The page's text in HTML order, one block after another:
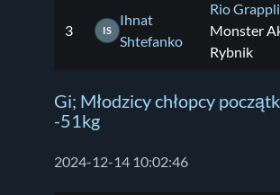
3 IS
Ihnat
Shtefanko
Rio
Monster
Rybnik
Gi; Młodzicy chłopcy
-51kg
2024-12-14 10:02:46